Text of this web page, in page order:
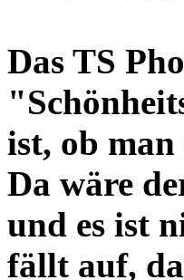
Das TS
ist, ob
Da wäre
und es ist
fällt auf,